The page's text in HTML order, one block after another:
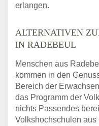
erlangen.
ALTERNATIVEN
IN RADEBEUL
Menschen aus
kommen in den
Bereich der
das Programm der
nichts Passendes
Volkshochschulen